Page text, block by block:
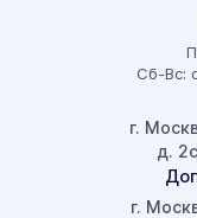
Сб-Вс:
г.
д.
г.